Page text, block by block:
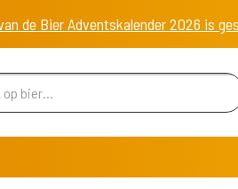
de Bier Adventskalender 2026 is